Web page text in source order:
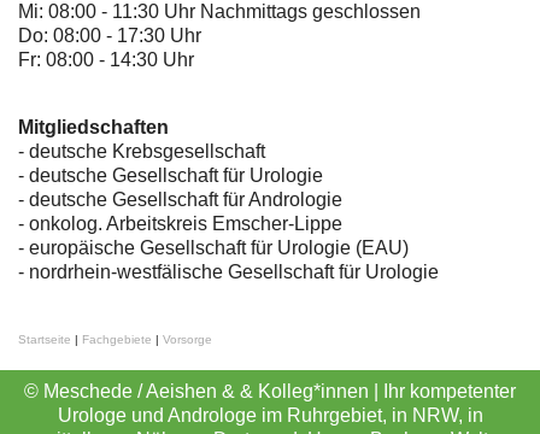
Mi: 08:00 - 11:30 Uhr Nachmittags geschlossen
Do: 08:00 - 17:30 Uhr
Fr: 08:00 - 14:30 Uhr
Mitgliedschaften
- deutsche Krebsgesellschaft
- deutsche Gesellschaft für Urologie
- deutsche Gesellschaft für Andrologie
- onkolog. Arbeitskreis Emscher-Lippe
- europäische Gesellschaft für Urologie (EAU)
- nordrhein-westfälische Gesellschaft für Urologie
Startseite | Fachgebiete | Vorsorge
© Meschede / Aeishen & & Kolleg*innen | Ihr kompetenter
Urologe und Androloge im Ruhrgebiet, in NRW, in